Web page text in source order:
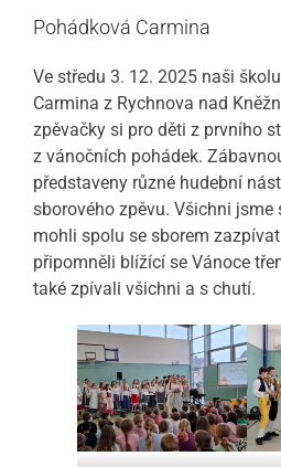
Pohádková Carmina
Ve středu 3. 12. 2025 naši
Carmina z Rychnova nad
zpěvačky si pro děti z prvního
z vánočních pohádek.
představeny různé hudební
sborového zpěvu. Všichni
mohli spolu se sborem
připomněli blížící se Vánoce
také zpívali všichni a s chutí.